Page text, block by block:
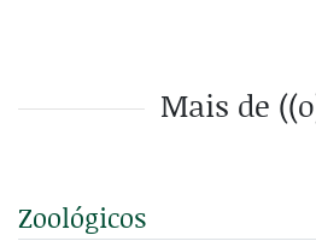
Mais de
Zoológicos